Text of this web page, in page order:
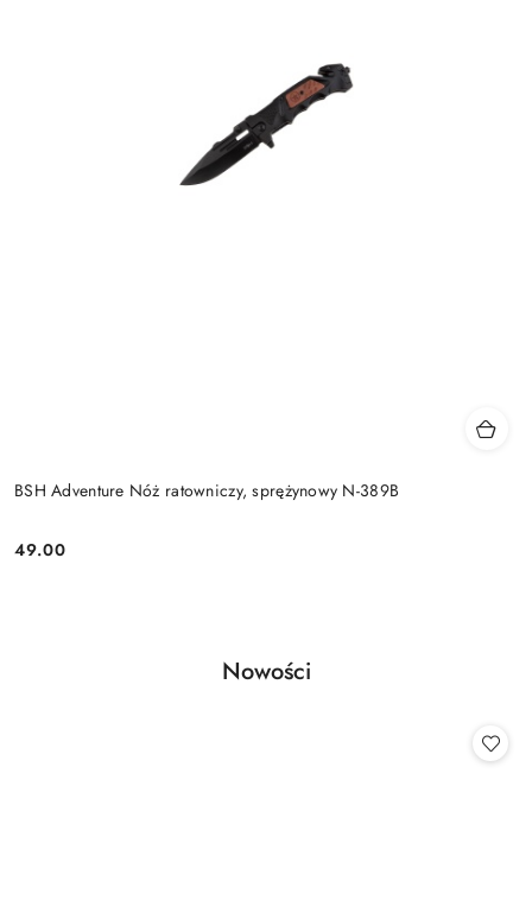
BSH Adventure Nóż ratowniczy, sprężynowy N-389B
Cena:
49.00
Pomiń karuzelę produktów
Produkty
Nowości